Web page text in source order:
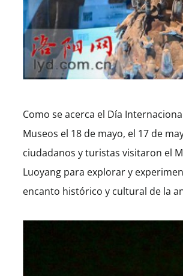
Como se acerca el Día
Museos el 18 de mayo, el 17 de
ciudadanos y turistas visitaron el
Luoyang para explorar y
encanto histórico y cultural de la